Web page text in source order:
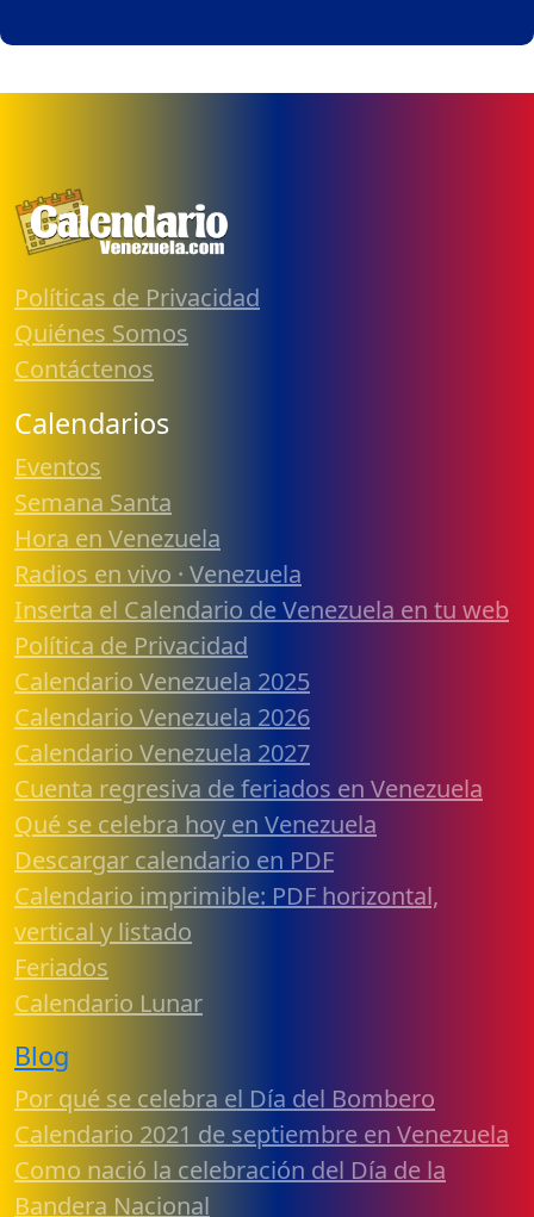
Políticas de Privacidad
Quiénes Somos
Contáctenos
Calendarios
Eventos
Semana Santa
Hora en Venezuela
Radios en vivo · Venezuela
Inserta el Calendario de Venezuela en tu web
Política de Privacidad
Calendario Venezuela 2025
Calendario Venezuela 2026
Calendario Venezuela 2027
Cuenta regresiva de feriados en Venezuela
Qué se celebra hoy en Venezuela
Descargar calendario en PDF
Calendario imprimible: PDF horizontal,
vertical y listado
Feriados
Calendario Lunar
Blog
Por qué se celebra el Día del Bombero
Calendario 2021 de septiembre en Venezuela
Como nació la celebración del Día de la
Bandera Nacional